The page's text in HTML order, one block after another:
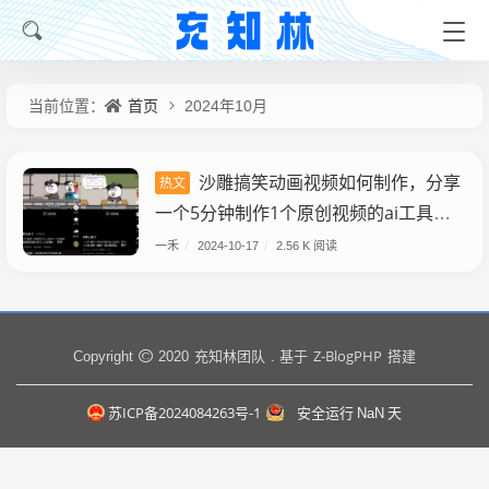
当前位置： 首页 2024年10月
热文
沙雕搞笑动画视频如何制作，分享
一个5分钟制作1个原创视频的ai工具
（附教程）
一禾 2024-10-17 2.56 K 阅读
Copyright 2020 充知林团队 . 基于 Z-BlogPHP 搭建
苏ICP备2024084263号-1 安全运行 NaN 天